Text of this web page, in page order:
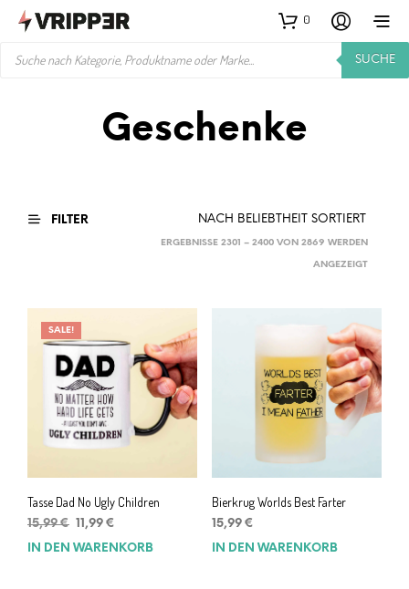
0
PRODUCTS
SUCHE
Geschenke
FILTER
ERGEBNISSE 2301 – 2400 VON 2869 WERDEN
ANGEZEIGTNACH
SALE!
Tasse Dad No Ugly Children
15,99€ Ursprünglicher
Preis
11,99 €
Preis
IN DEN WARENKORB
Bierkrug Worlds Best Farter
15,99 €
IN DEN WARENKORB